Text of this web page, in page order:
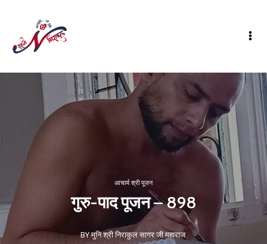
आचार्य श्री पूजन
गुरु-पाद पूजन – 898
BY मुनि श्री निराकुल सागर जी महाराज